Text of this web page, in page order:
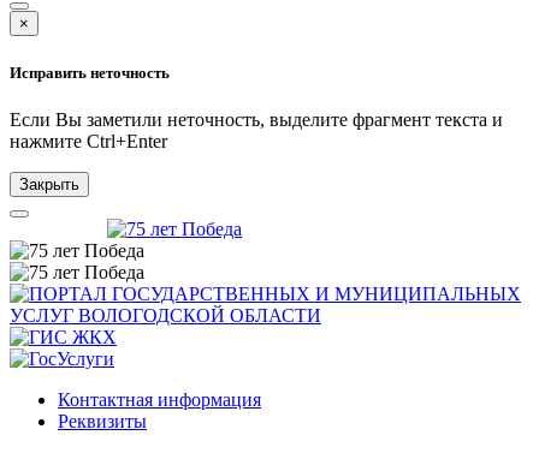
×
Исправить неточность
Если Вы заметили неточность, выделите фрагмент текста и
нажмите Ctrl+Enter
Закрыть
Контактная информация
Реквизиты